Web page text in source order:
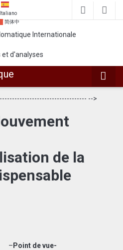
Italiano
简体中
La Tribune
Diplomatique
Internationale
-->
de la
–Point de vue-